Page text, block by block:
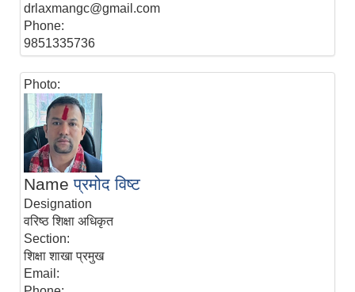
drlaxmangc@gmail.com
Phone:
9851335736
Photo:
Name प्रमोद विष्ट
Designation
वरिष्ठ शिक्षा अधिकृत
Section:
शिक्षा शाखा प्रमुख
Email: